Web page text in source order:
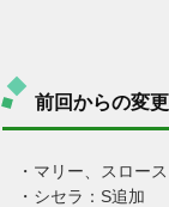
前回からの変
・マリー、スロー
・シセラ：S追加